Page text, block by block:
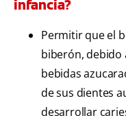
infancia?
Permitir que el
biberón, debido
bebidas
de sus dientes
desarrollar